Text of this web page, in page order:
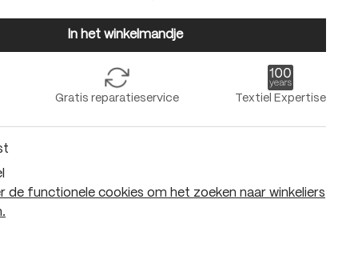
In het winkelmandje
Gratis reparatieservice Textiel Expertise
de functionele cookies om het zoeken naar winkeliers